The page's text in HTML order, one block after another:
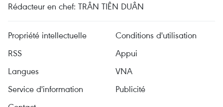
Rédacteur en chef: TRÂN TIÊN DUÂN
Propriété intellectuelle
Conditions d'utilisation
RSS
Appui
Langues
VNA
Service d'information
Publicité